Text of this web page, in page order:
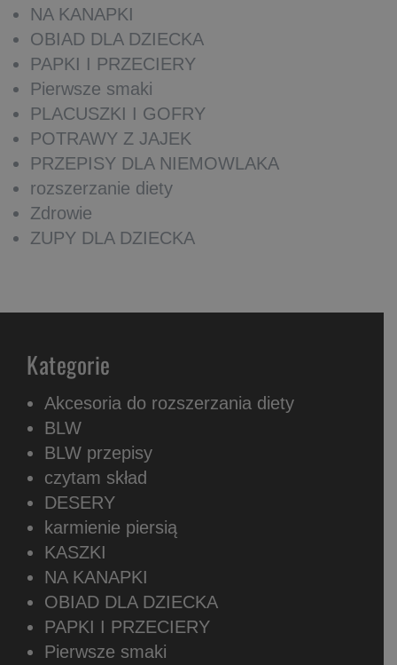
NA KANAPKI
OBIAD DLA DZIECKA
PAPKI I PRZECIERY
Pierwsze smaki
PLACUSZKI I GOFRY
POTRAWY Z JAJEK
PRZEPISY DLA NIEMOWLAKA
rozszerzanie diety
Zdrowie
ZUPY DLA DZIECKA
Kategorie
Akcesoria do rozszerzania diety
BLW
BLW przepisy
czytam skład
DESERY
karmienie piersią
KASZKI
NA KANAPKI
OBIAD DLA DZIECKA
PAPKI I PRZECIERY
Pierwsze smaki